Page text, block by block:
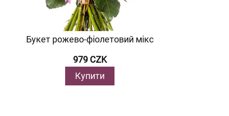
Букет рожево-фіолетовий мікс
979 CZK
Купити